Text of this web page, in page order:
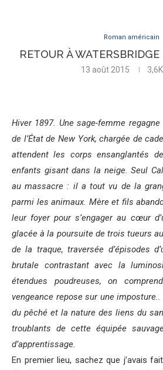
Roman américain
RETOUR À
13 août 2015 3,6K
Hiver 1897. Une sage-femme
de l’État de New York, chargée de
attendent les corps ensanglantés
enfants gisant dans la neige. Seul
au massacre : il a tout vu de la
parmi les animaux. Mère et fils
leur foyer pour s’engager au cœur
glacée à la poursuite de trois tueurs
de la traque, traversée d’épisodes
brutale contrastant avec la
étendues poudreuses, on
vengeance repose sur une
du pêché et la nature des liens du
troublants de cette équipée
d’apprentissage.
En premier lieu, sachez que j’avais